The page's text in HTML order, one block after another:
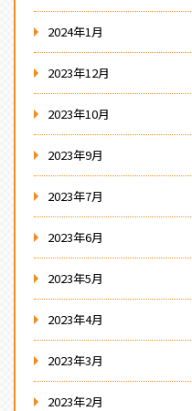
2024年1月
2023年12月
2023年10月
2023年9月
2023年7月
2023年6月
2023年5月
2023年4月
2023年3月
2023年2月